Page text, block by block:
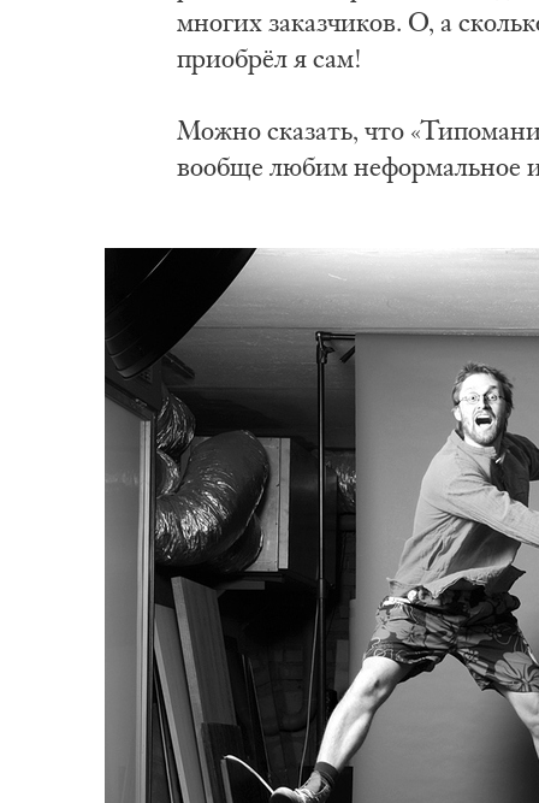
многих заказчиков. О, а
приобрёл я сам!
Можно сказать, что
вообще любим неформальное